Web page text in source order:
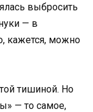
выбросить
— в
кажется, можно
тишиной. Но
— то самое,